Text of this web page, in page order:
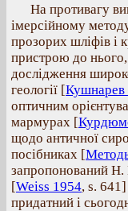
На противагу
імерсійному
прозорих шліфів і
пристрою до
дослідження
геології [Кушнарев
оптичним
мармурах [
щодо античної
посібниках [
запропонований
[Weiss 1954, s. 641]
придатний і